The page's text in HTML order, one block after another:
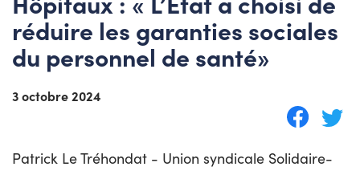
réduire les garanties sociales
du personnel de santé»
3 octobre 2024
Patrick Le Tréhondat - Union syndicale Solidaire-